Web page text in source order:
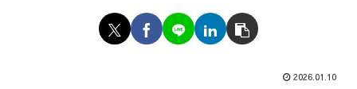
2026.01.10